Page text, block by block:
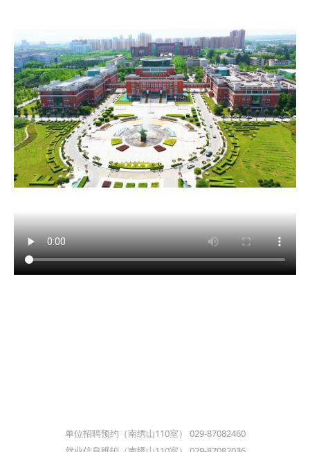
单位招聘预约（南绣山110室） 029-87082460